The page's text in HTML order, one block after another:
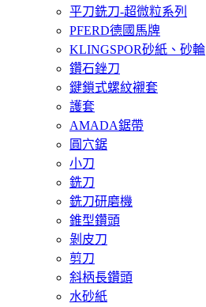
平刀銑刀-超微粒系列
PFERD德國馬牌
KLINGSPOR砂紙、砂輪
鑽石銼刀
鍵鎖式螺紋襯套
護套
AMADA鋸帶
圓穴鋸
小刀
銑刀
銑刀研磨機
錐型鑽頭
剝皮刀
剪刀
斜柄長鑽頭
水砂紙